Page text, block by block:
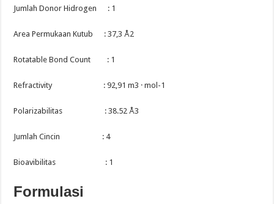
Jumlah Donor Hidrogen : 1
Area Permukaan Kutub : 37,3 Å2
Rotatable Bond Count : 1
Refractivity : 92,91 m3 · mol-1
Polarizabilitas : 38.52 Å3
Jumlah Cincin : 4
Bioavibilitas : 1
Formulasi